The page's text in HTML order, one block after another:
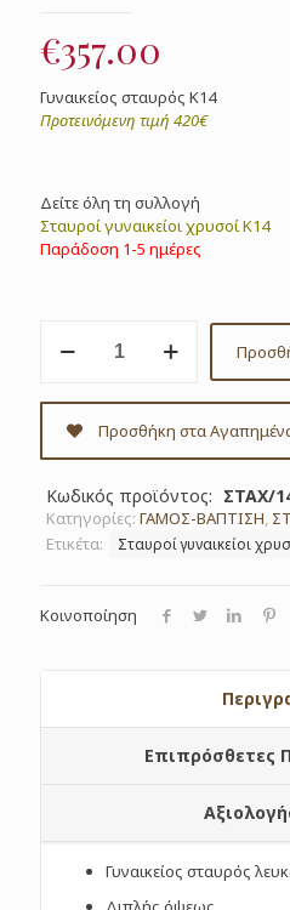
€357.00
Γυναικείος σταυρός Κ14
Προτεινόμενη τιμή 420€
Δείτε όλη τη συλλογή
Σταυροί γυναικείοι χρυσοί Κ14
Παράδοση 1-5 ημέρες
λευκόχρυσος
Κωδ.
ΣΤΑΧ/141
ποσότητα
Προσθήκη στα
Κωδικός προϊόντος: ΣΤΑΧ/
Κατηγορίες: ΓΑΜΟΣ-ΒΑΠΤΙΣΗ,
Ετικέτα:
Σταυροί γυναικείοι
Κοινοποίηση
Επιπρόσθετες
Γυναικείος σταυρός